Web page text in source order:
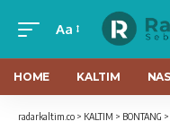
Aa
HOME KALTIM
radarkaltim.co > KALTIM > BONTANG >